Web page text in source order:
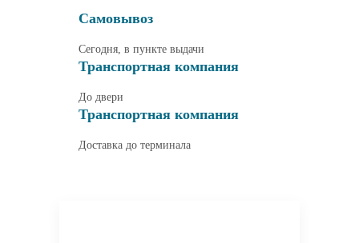
Самовывоз
Сегодня, в пункте выдачи
Транспортная компания
До двери
Транспортная компания
Доставка до терминала